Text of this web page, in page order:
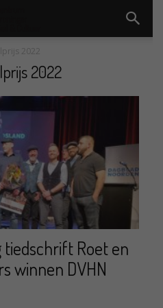
2022
2022
Roet en
winnen DVHN